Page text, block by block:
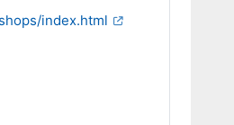
index.html